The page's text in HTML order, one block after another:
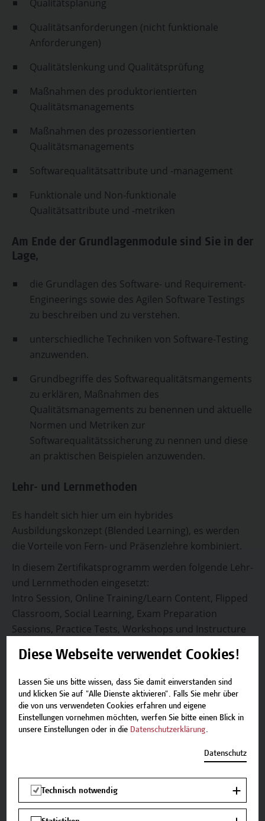
Qualitätsplanung
Qualitätsanforderungen (nicht funktionale
Anforderungen)
Qualitätslenkung und Qualitätsprüfung
Maßnahmen des produktorientierten
Qualitätsmanagements
Maßnahmen des prozessorientierten
Qualitätsmanagements
Softwarequalitätsattribute und -management
Funktionale und Non-funktionale
Qualitätsattribute und -metriken
Am Ende der Grundlagenmodule sind Sie in der
Lage,
die Grundlagen des Software- und Requirement-
Engineerings sowie des Agilen Software Testings
zu beschreiben und zu verstehen.
unterschiedliche Techniken von Software-Testing
anzuwenden.
Grundbegriffe des Softwarequalitätsmangements
zu erklären, Maßnahmen des
Qualitätsmanagements zu benennen und aktuelle
Normen und Metriken zur
Softwarequalitätssicherung zu nennen und diese
an praktischen Beispielen anzuwenden.
Lehr- und Lernmethoden
Es handelt sich hier um ein hybrides
Ausbildungskonzept (Blended Learning), es werden
die Vorteile von Fern- und Präsenzlehre kombiniert.
In diesem Zertifikatsprogramm werden folgende Lehr-
und Lernmethoden eingesetzt:
Intro Session, Online Training/Learn Content, Flipped
Classroom, Social Learning, Exam Preparation
Sessions, Practice Tests, Workshops und Instructure
Sessions, Examen.
Auf einen Blick
Zielgruppe
Teilnehmer*innen, die über Förderprogramme
Implacementstiftung Wiener Fachkräfteinitiative
(IMP FKI)“, waff) selektiert werden: bitte
informieren Sie sich über die Voraussetzungen.
Einzelpersonen, die sich für dieses Programm
Diese Webseite verwendet Cookies!
Lassen Sie uns bitte wissen, dass Sie damit einverstanden sind
und klicken Sie auf "Alle Dienste aktivieren". Falls Sie mehr über
die von uns verwendeten Cookies erfahren und eigene
Einstellungen vornehmen möchten, werfen Sie bitte einen Blick in
unsere Einstellungen oder in die Datenschutzerklärung.
Datenschutz
Technisch notwendig